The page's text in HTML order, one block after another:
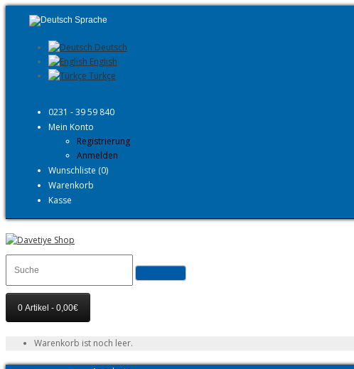
Sprache
Deutsch
English
Türkçe
0231 - 39 59 840
Mein Konto
Registrierung
Anmelden
Wunschliste (0)
Warenkorb
Kasse
0 Artikel - 0,00€
Warenkorb ist noch leer.